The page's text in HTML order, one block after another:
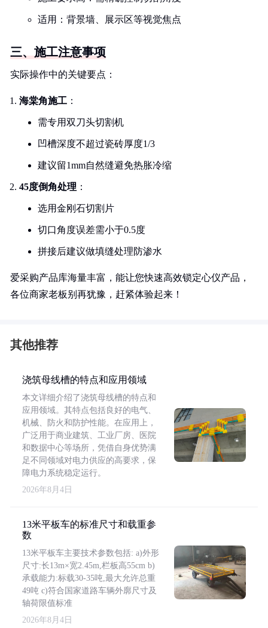
适用：背景墙、展示区等视觉焦点
三、施工注意事项
实际操作中的关键要点：
海棠角施工 ：
需专用双刀头切割机
凹槽深度不超过瓷砖厚度1/3
建议留1mm自然缝避免热胀冷缩
45度倒角处理 ：
选用金刚石切割片
切口角度误差需小于0.5度
拼接后建议做填缝处理防渗水
爱采购产品库海量丰富，能让您快速高效锁定心仪产品，
各位商家老板别再犹豫，赶紧体验起来！
其他推荐
浇筑母线槽的特点和应用领域
本文详细介绍了浇筑母线槽的特点和
应用领域。其特点包括良好的电气、
机械、防火和防护性能。在应用上，
广泛用于商业建筑、工业厂房、医院
和数据中心等场所，凭借自身优势满
足不同领域对电力供应的高要求，保
障电力系统稳定运行。
2026年8月4日
13米平板车的标准尺寸和载重参
数
13米平板车主要技术参数包括: a)外形
尺寸:长13m×宽2.45m,栏板高55cm b)
承载能力:标载30-35吨,最大允许总重
49吨 c)符合国家道路车辆外廓尺寸及
轴荷限值标准
2026年8月4日